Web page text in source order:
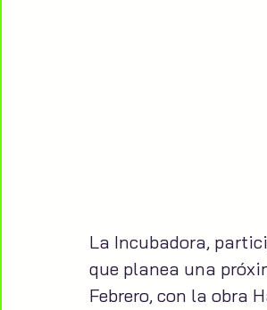
La Incubadora,
que planea una
Febrero, con la obra